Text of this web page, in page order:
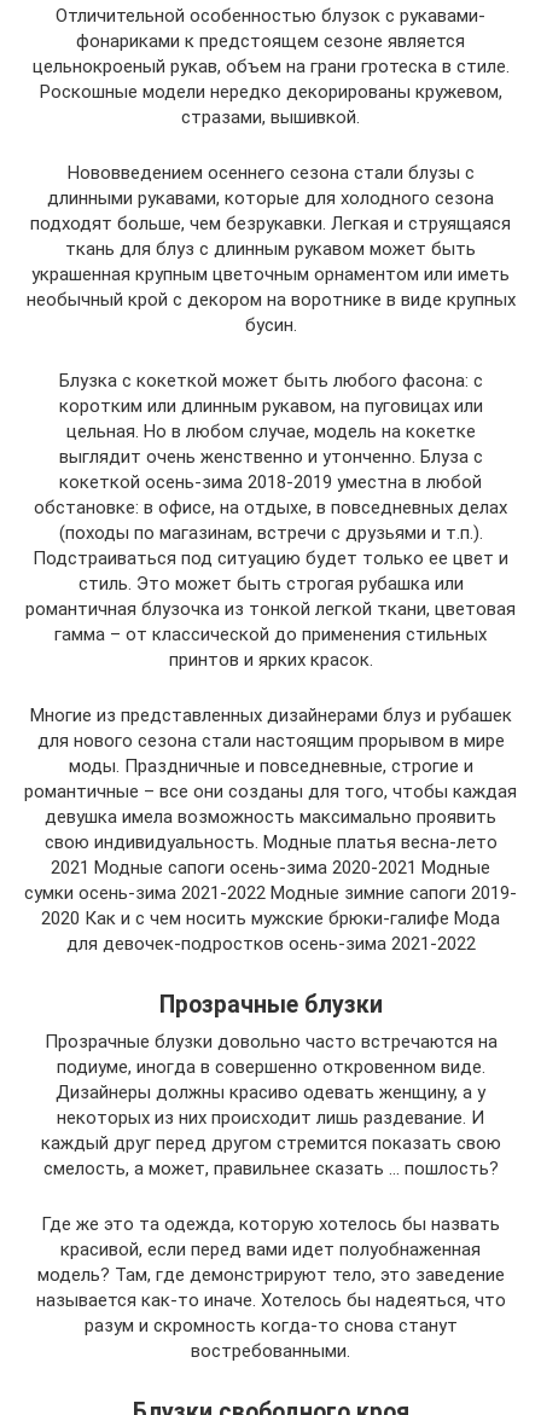
Отличительной особенностью блузок с рукавами-
фонариками к предстоящем сезоне является
цельнокроеный рукав, объем на грани гротеска в стиле.
Роскошные модели нередко декорированы кружевом,
стразами, вышивкой.
Нововведением осеннего сезона стали блузы с
длинными рукавами, которые для холодного сезона
подходят больше, чем безрукавки. Легкая и струящаяся
ткань для блуз с длинным рукавом может быть
украшенная крупным цветочным орнаментом или иметь
необычный крой с декором на воротнике в виде крупных
бусин.
Блузка с кокеткой может быть любого фасона: с
коротким или длинным рукавом, на пуговицах или
цельная. Но в любом случае, модель на кокетке
выглядит очень женственно и утонченно. Блуза с
кокеткой осень-зима 2018-2019 уместна в любой
обстановке: в офисе, на отдыхе, в повседневных делах
(походы по магазинам, встречи с друзьями и т.п.).
Подстраиваться под ситуацию будет только ее цвет и
стиль. Это может быть строгая рубашка или
романтичная блузочка из тонкой легкой ткани, цветовая
гамма – от классической до применения стильных
принтов и ярких красок.
Многие из представленных дизайнерами блуз и рубашек
для нового сезона стали настоящим прорывом в мире
моды. Праздничные и повседневные, строгие и
романтичные – все они созданы для того, чтобы каждая
девушка имела возможность максимально проявить
свою индивидуальность. Модные платья весна-лето
2021 Модные сапоги осень-зима 2020-2021 Модные
сумки осень-зима 2021-2022 Модные зимние сапоги 2019-
2020 Как и с чем носить мужские брюки-галифе Мода
для девочек-подростков осень-зима 2021-2022
Прозрачные блузки
Прозрачные блузки довольно часто встречаются на
подиуме, иногда в совершенно откровенном виде.
Дизайнеры должны красиво одевать женщину, а у
некоторых из них происходит лишь раздевание. И
каждый друг перед другом стремится показать свою
смелость, а может, правильнее сказать … пошлость?
Где же это та одежда, которую хотелось бы назвать
красивой, если перед вами идет полуобнаженная
модель? Там, где демонстрируют тело, это заведение
называется как-то иначе. Хотелось бы надеяться, что
разум и скромность когда-то снова станут
востребованными.